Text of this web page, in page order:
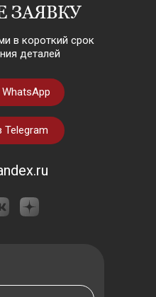
ЗАЯВКУ
в короткий срок
деталей
Telegram